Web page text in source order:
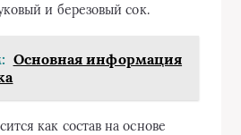
и березовый сок.
Основная информация
как состав на основе